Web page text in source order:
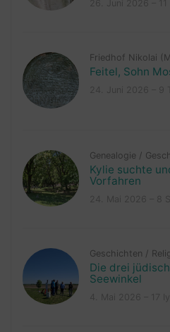
Friedhof Nikolai
Feitel, Sohn
Genealogie /
Kylie suchte
Vorfahren
Geschichten /
Die drei
Seewinkel